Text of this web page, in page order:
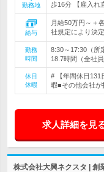
勤務地
歩16分 【雇入れ
給与
月給50万円～＋
社規定により決
勤務
時間
8:30～17:30（所
18.7時間（全社員
休日
休暇
# 【年間休日131
暇■その他会社が
求人詳細を見
株式会社大興ネクスタ | 創